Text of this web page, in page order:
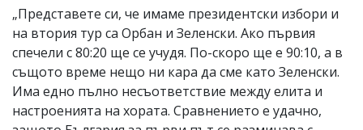
„Представете си, че имаме президентски избори и
на втория тур са Орбан и Зеленски. Ако първия
спечели с 80:20 ще се учудя. По-скоро ще е 90:10, а в
същото време нещо ни кара да сме като Зеленски.
Има едно пълно несъответствие между елита и
настроенията на хората. Сравнението е удачно,